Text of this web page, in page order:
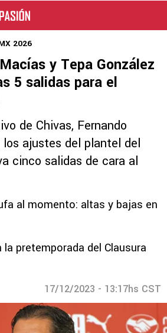
2026
y Tepa González
5 salidas para el
de Chivas, Fernando
los ajustes del plantel del
cinco salidas de cara al
al momento: altas y bajas en
la pretemporada del Clausura
17/12/2023 - 13:17hs CST